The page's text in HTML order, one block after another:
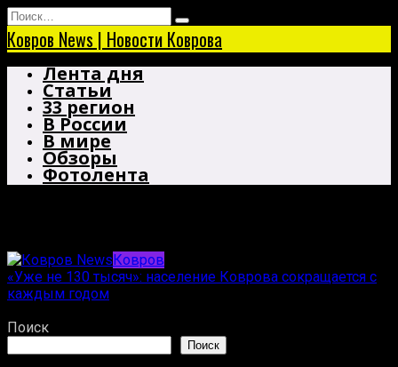
Перейти
к
содержанию
Search
for:
Ковров News | Новости Коврова
Лента дня
Статьи
33 регион
В России
В мире
Обзоры
Фотолента
Ковров
«Уже не 130 тысяч»: население Коврова сокращается с
каждым годом
Поиск
Поиск